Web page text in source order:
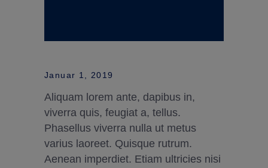
Januar 1, 2019
Aliquam lorem ante, dapibus in,
viverra quis, feugiat a, tellus.
Phasellus viverra nulla ut metus
varius laoreet. Quisque rutrum.
Aenean imperdiet. Etiam ultricies nisi